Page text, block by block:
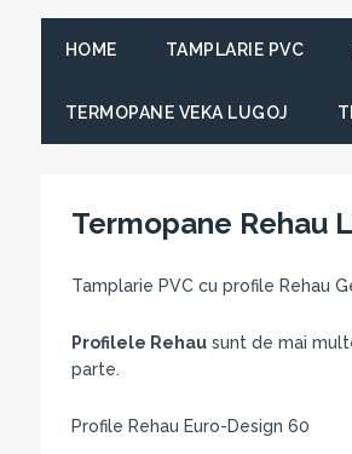
HOME TAMPLARIE PVC
TERMOPANE VEKA LUGOJ
Termopane Rehau
Tamplarie PVC cu profile Rehau
Profilele Rehausunt de mai
parte.
Profile Rehau Euro-Design 60